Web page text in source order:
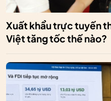
Xuất khẩu trực tuyến
Việt tăng tốc thế nào?